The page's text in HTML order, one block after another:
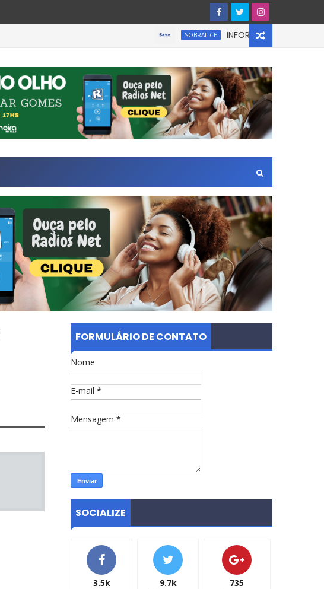
SOBRAL-CE INFORMATIVO À IMPRENSA
FORMULÁRIO DE CONTATO
Nome
E-mail *
Mensagem *
SOCIALIZE
3.5k 9.7k 735